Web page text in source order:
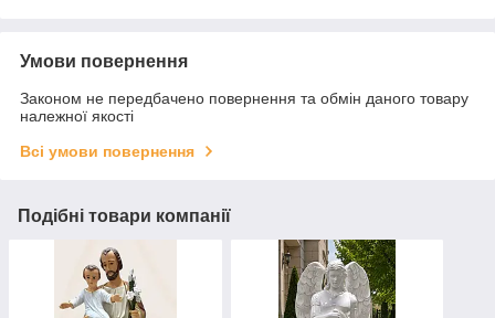
Умови повернення
Законом не передбачено повернення та обмін даного товару
належної якості
Всі умови повернення
Подібні товари компанії